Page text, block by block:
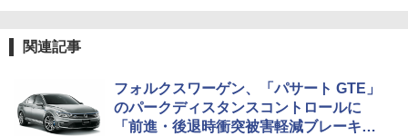
関連記事
フォルクスワーゲン、「パサート GTE」
のパークディスタンスコントロールに
「前進・後退時衝突被害軽減ブレーキ」